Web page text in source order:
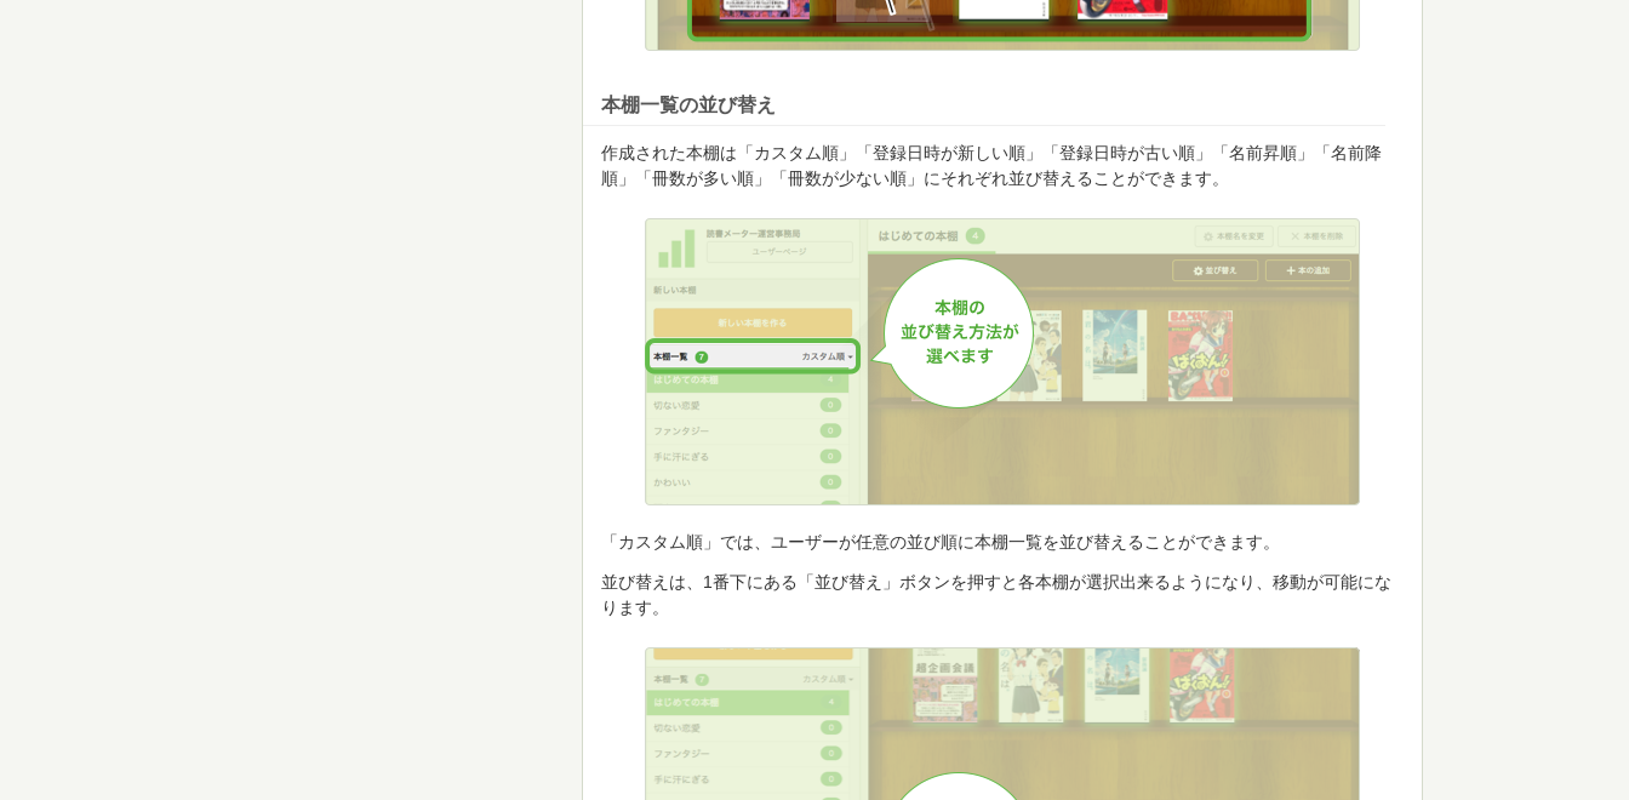
本棚一覧の並び替え
作成された本棚は「カスタム順」「登録日時が新しい順」「登録日時が古い順」「名前昇順」「名前降
順」「冊数が多い順」「冊数が少ない順」にそれぞれ並び替えることができます。
「カスタム順」では、ユーザーが任意の並び順に本棚一覧を並び替えることができます。
並び替えは、1番下にある「並び替え」ボタンを押すと各本棚が選択出来るようになり、移動が可能にな
ります。